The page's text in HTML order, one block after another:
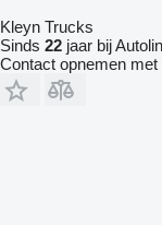
Kleyn Trucks
Sinds 22 jaar bij
Contact opnemen